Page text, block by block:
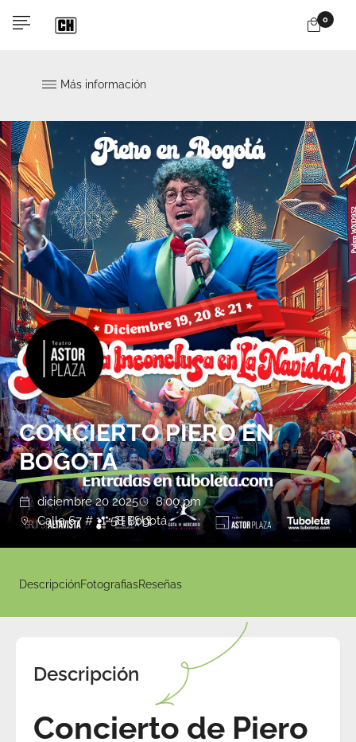
0
Más información
CONCIERTO PIERO EN
BOGOTÁ
diciembre 20 2025
8:00 pm
Calle 67 # 11-58 Bogotá
DescripciónFotografiasReseñas
Descripción
Concierto de Piero